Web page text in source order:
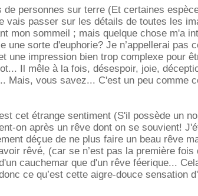
personnes sur terre (Et certaines
vais passer sur les détails de toutes les
mon sommeil ; mais quelque chose m'a
une sorte d'euphorie? Je n’appellerai pas
une impression bien trop complexe pour
Il mêle à la fois, désespoir, joie,
Mais, vous savez... C'est un peu comme
cet étrange sentiment (S'il possède un
on après un rêve dont on se souvient!
déçue de ne plus faire un beau rêve
rêvé, (car se n’est pas la première fois
cauchemar que d'un rêve féerique...
ce qu’est cette aigre-douce sensation